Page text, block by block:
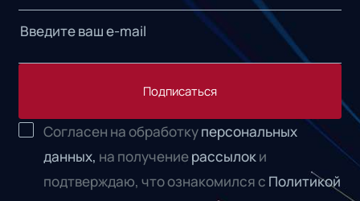
Подписаться
Согласен на обработкуперсональных
данных, на получениерассылоки
подтверждаю, что ознакомился с Политикой